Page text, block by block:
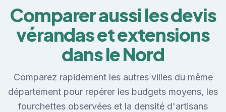
Comparer aussi les devis
vérandas et extensions
dans le Nord
Comparez rapidement les autres villes du même
département pour repérer les budgets moyens, les
fourchettes observées et la densité d'artisans